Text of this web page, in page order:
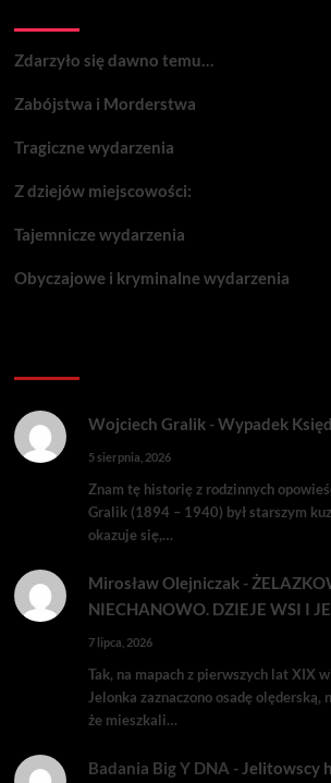
Zdarzyło się dawno temu…
Zabójstwa i Morderstwa
Tragiczne wydarzenia
Z dziejów miejscowości:
Tajemnicze wydarzenia
Obyczajowe i kryminalne wydarzenia
Wojciech Gralik-Wypadek
5 sierpnia, 2026
Znam tę historię z rodzinnych
Gralik (1894 – 1940) był starszym
okazuje się,…
Mirosław Olejniczak-
NIECHANOWO. DZIEJE WSI I
7 lipca, 2026
Tak, na mapach z pierwszych lat XIX
Jelonka zaznaczono osadę olęderską,
że mieszkali…
Badania Big Y DNA - Jelitowscy